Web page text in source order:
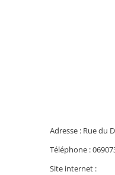
Adresse : Rue du
Téléphone :
Site internet :